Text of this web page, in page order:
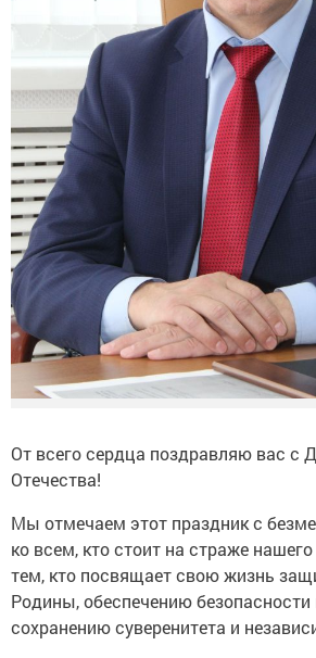
От всего сердца поздравляю вас с
Отечества!
Мы отмечаем этот праздник с
ко всем, кто стоит на страже
тем, кто посвящает свою жизнь
Родины, обеспечению безопасности
сохранению суверенитета и